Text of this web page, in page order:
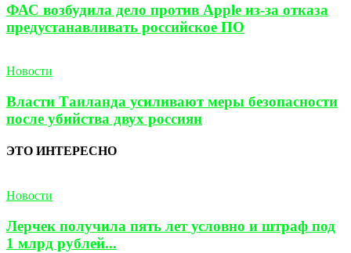
ФАС возбудила дело против Apple из-за отказа
предустанавливать российское ПО
Новости
Власти Таиланда усиливают меры безопасности
после убийства двух россиян
ЭТО ИНТЕРЕСНО
Новости
Лерчек получила пять лет условно и штраф под
1 млрд рублей...